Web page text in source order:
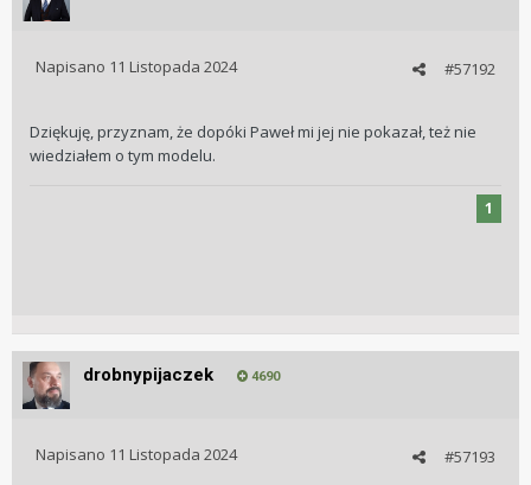
#57192
Napisano 11 Listopada 2024
Dziękuję, przyznam, że dopóki Paweł mi jej nie pokazał, też nie
wiedziałem o tym modelu.
1
drobnypijaczek 4690
#57193
Napisano 11 Listopada 2024